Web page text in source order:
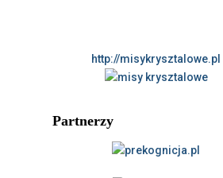
http://misykrysztalowe.pl
Partnerzy